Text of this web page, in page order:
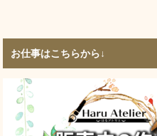
お仕事はこちらから↓